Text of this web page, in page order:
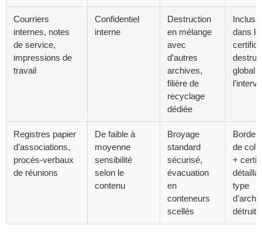
Courriers
internes, notes
de service,
impressions de
travail
Confidentiel
interne
Destruction
en mélange
avec
d’autres
archives,
filière de
recyclage
dédiée
dans le
global
Registres papier
d’associations,
procès-verbaux
de réunions
De faible à
moyenne
sensibilité
selon le
contenu
Broyage
standard
sécurisé,
évacuation
en
conteneurs
scellés
de
+
type